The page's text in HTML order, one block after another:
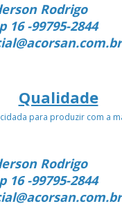
Rodrigo
16 -99795-2844
Qualidade
para produzir com a
Rodrigo
16 -99795-2844